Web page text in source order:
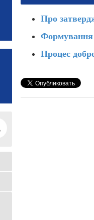
Про
Формування
Процес